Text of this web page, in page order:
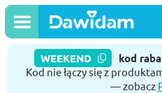
WEEKEND kod
Kod nie łączy się z
— zobacz